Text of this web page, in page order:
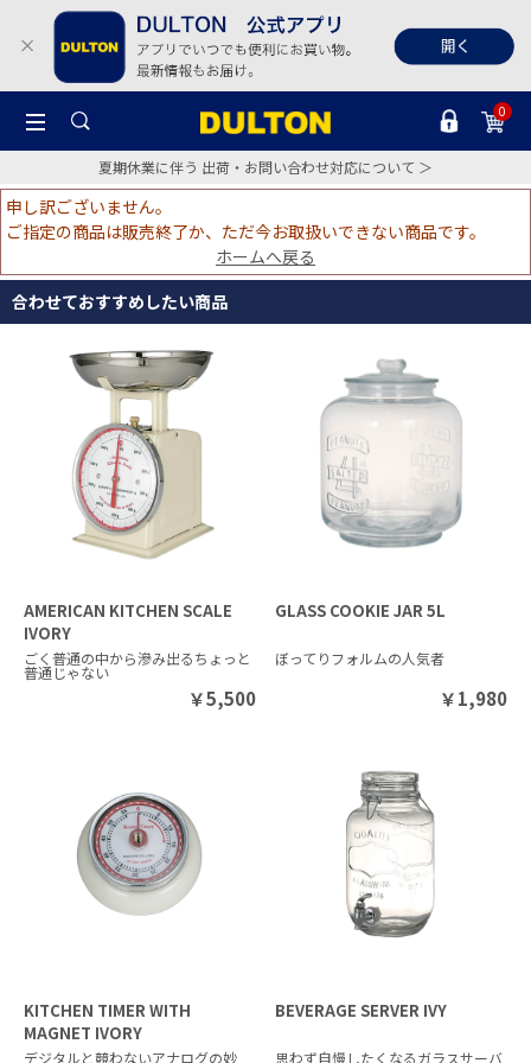
0
夏期休業に伴う 出荷・お問い合わせ対応について ＞
申し訳ございません。
ご指定の商品は販売終了か、ただ今お取扱いできない商品です。
ホームへ戻る
合わせておすすめしたい商品
AMERICAN KITCHEN SCALE
IVORY
ごく普通の中から滲み出るちょっと
普通じゃない
￥5,500
GLASS COOKIE JAR 5L
ぼってりフォルムの人気者
￥1,980
KITCHEN TIMER WITH
MAGNET IVORY
デジタルと競わないアナログの妙
BEVERAGE SERVER IVY
思わず自慢したくなるガラスサーバ